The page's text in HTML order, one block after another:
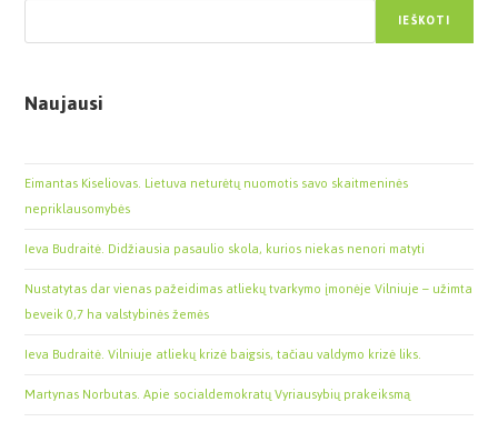
IEŠKOTI
Naujausi
Eimantas Kiseliovas. Lietuva neturėtų nuomotis savo skaitmeninės
nepriklausomybės
Ieva Budraitė. Didžiausia pasaulio skola, kurios niekas nenori matyti
Nustatytas dar vienas pažeidimas atliekų tvarkymo įmonėje Vilniuje – užimta
beveik 0,7 ha valstybinės žemės
Ieva Budraitė. Vilniuje atliekų krizė baigsis, tačiau valdymo krizė liks.
Martynas Norbutas. Apie socialdemokratų Vyriausybių prakeiksmą